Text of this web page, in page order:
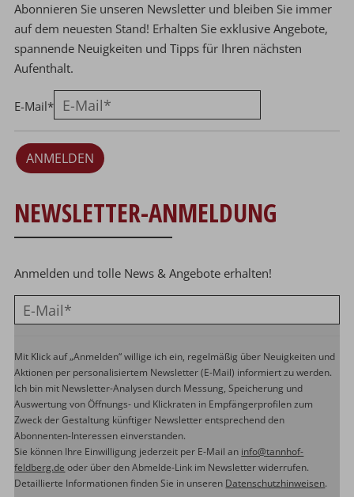
Abonnieren Sie unseren Newsletter und bleiben Sie immer
auf dem neuesten Stand! Erhalten Sie exklusive Angebote,
spannende Neuigkeiten und Tipps für Ihren nächsten
Aufenthalt.
E-Mail*
ANMELDEN
NEWSLETTER-ANMELDUNG
Anmelden und tolle News & Angebote erhalten!
Mit Klick auf „Anmelden“ willige ich ein, regelmäßig über Neuigkeiten und
Aktionen per personalisiertem Newsletter (E-Mail) informiert zu werden.
Ich bin mit Newsletter-Analysen durch Messung, Speicherung und
Auswertung von Öffnungs- und Klickraten in Empfängerprofilen zum
Zweck der Gestaltung künftiger Newsletter entsprechend den
Abonnenten-Interessen einverstanden.
Sie können Ihre Einwilligung jederzeit per E-Mail an info@tannhof-
feldberg.de oder über den Abmelde-Link im Newsletter widerrufen.
Detaillierte Informationen finden Sie in unseren Datenschutzhinweisen.